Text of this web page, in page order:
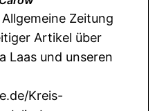
Zeitung
Artikel über
Laas und unseren
Kreis-